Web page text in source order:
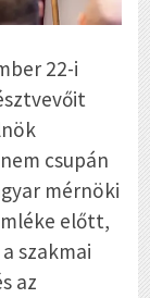
22-i
csupán
mérnöki
előtt,
szakmai
az